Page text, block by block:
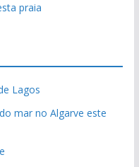
praia
Lagos
mar no Algarve este